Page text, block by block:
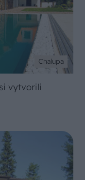
Chalupa
vytvorili